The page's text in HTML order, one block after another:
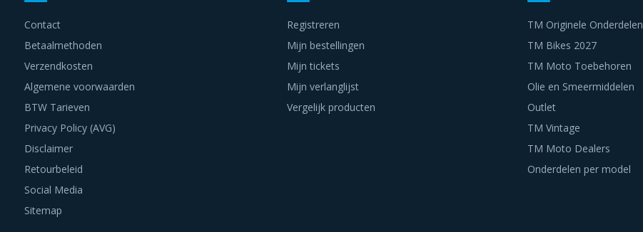
Contact
Betaalmethoden
Verzendkosten
Algemene voorwaarden
BTW Tarieven
Privacy Policy (AVG)
Disclaimer
Retourbeleid
Social Media
Sitemap
Registreren
Mijn bestellingen
Mijn tickets
Mijn verlanglijst
Vergelijk producten
TM Originele Onderdelen
TM Bikes 2027
TM Moto Toebehoren
Olie en Smeermiddelen
Outlet
TM Vintage
TM Moto Dealers
Onderdelen per model